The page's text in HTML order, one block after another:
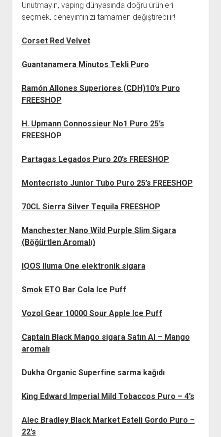
Unutmayın, vaping dünyasında doğru ürünleri
seçmek, deneyiminizi tamamen değiştirebilir!
Corset Red Velvet
Guantanamera Minutos Tekli Puro
Ramón Allones Superiores (CDH)10’s Puro
FREESHOP
H. Upmann Connossieur No1 Puro 25’s
FREESHOP
Partagas Legados Puro 20’s FREESHOP
Montecristo Junior Tubo Puro 25’s FREESHOP
70CL Sierra Silver Tequila FREESHOP
Manchester Nano Wild Purple Slim Sigara
(Böğürtlen Aromalı)
IQOS Iluma One elektronik sigara
Smok ETO Bar Cola Ice Puff
Vozol Gear 10000 Sour Apple Ice Puff
Captain Black Mango sigara Satın Al – Mango
aromalı
Dukha Organic Superfine sarma kağıdı
King Edward Imperial Mild Tobaccos Puro – 4’s
Alec Bradley Black Market Esteli Gordo Puro –
22’s